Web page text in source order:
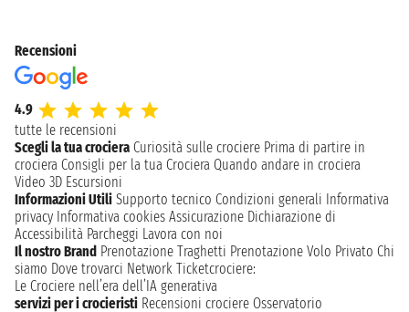
Recensioni
4.9
tutte le recensioni
Scegli la tua crociera Curiosità sulle crociere Prima di partire in
crociera Consigli per la tua Crociera Quando andare in crociera
Video 3D Escursioni
Informazioni Utili Supporto tecnico Condizioni generali Informativa
privacy Informativa cookies Assicurazione Dichiarazione di
Accessibilità Parcheggi Lavora con noi
Il nostro Brand Prenotazione Traghetti Prenotazione Volo Privato Chi
siamo Dove trovarci Network Ticketcrociere:
Le Crociere nell’era dell’IA generativa
servizi per i crocieristi Recensioni crociere Osservatorio